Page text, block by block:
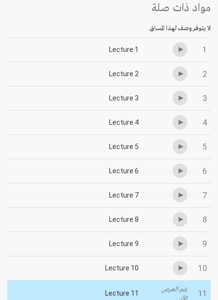
مواد ذات صلة
لا يتوفر وصف لهذا المساق.
1
Lecture 1
2
Lecture 2
3
Lecture 3
4
Lecture 4
5
Lecture 5
6
Lecture 6
7
Lecture 7
8
Lecture 8
9
Lecture 9
10
Lecture 10
11
يتم العرض
الآن...
Lecture 11